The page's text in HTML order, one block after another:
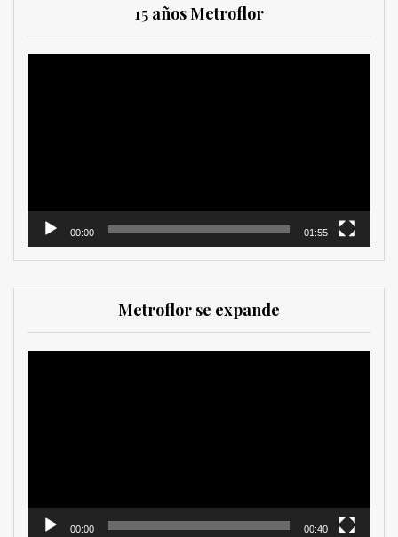
15 años Metroflor
00:00 01:55
Metroflor se expande
00:00 00:40